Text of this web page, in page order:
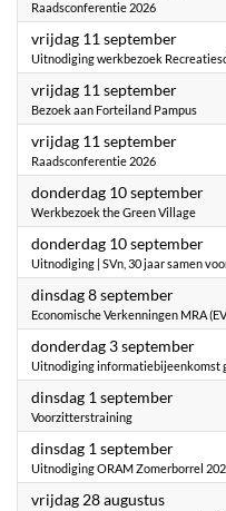
Raadsconferentie 2026
vrijdag 11 september2026
Uitnodiging werkbezoek
vrijdag 11 september2026
Bezoek aan Forteiland Pampus
vrijdag 11 september2026
Raadsconferentie 2026
donderdag 10 september
Werkbezoek the Green Village
donderdag 10 september
Uitnodiging | SVn, 30 jaar samen
dinsdag 8 september2026
Economische Verkenningen MRA
donderdag 3 september2026
Uitnodiging informatiebijeenkomst
dinsdag 1 september2026
Voorzitterstraining
dinsdag 1 september2026
Uitnodiging ORAM Zomerborrel
vrijdag 28 augustus2026